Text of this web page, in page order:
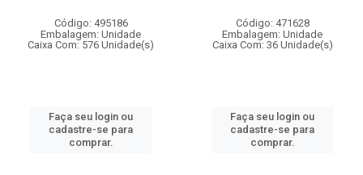
Código: 495186
Embalagem: Unidade
Caixa Com: 576 Unidade(s)
Faça seu login ou
cadastre-se para
comprar.
Código: 471628
Embalagem: Unidade
Caixa Com: 36 Unidade(s)
Faça seu login ou
cadastre-se para
comprar.